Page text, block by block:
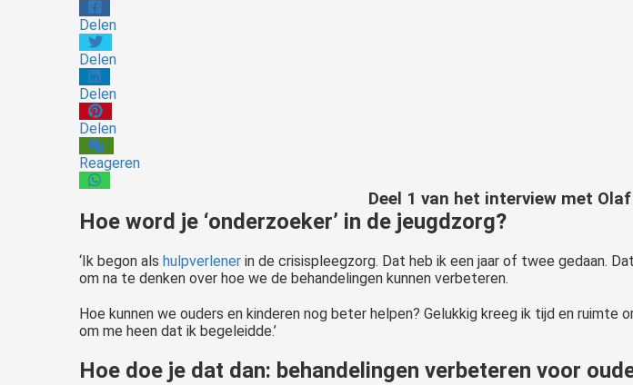
Delen
Delen
Delen
Delen
Reageren
Deel 1 van het interview met
Hoe word je ‘onderzoeker’ in de jeugdzorg?
‘Ik begon als hulpverlener in de crisispleegzorg. Dat heb ik een jaar of twee gedaan.
om na te denken over hoe we de behandelingen kunnen verbeteren.
Hoe kunnen we ouders en kinderen nog beter helpen? Gelukkig kreeg ik tijd en
om me heen dat ik begeleidde.’
Hoe doe je dat dan: behandelingen verbeteren voor